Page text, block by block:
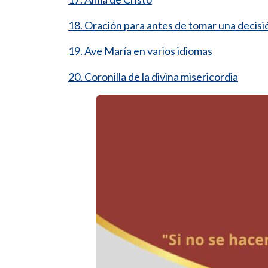
18. Oración para antes de tomar una
19. Ave María en varios idiomas
20. Coronilla de la divina misericordia